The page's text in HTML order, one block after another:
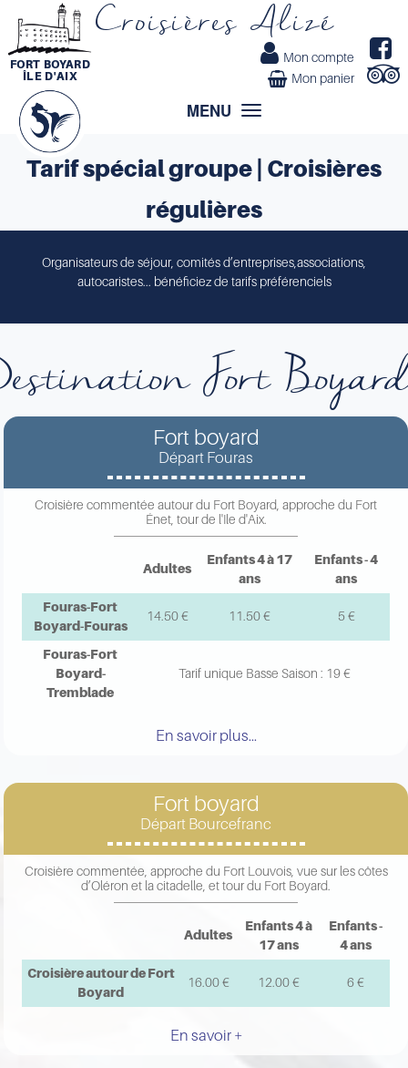
Croisières Alizé
Mon compte
Mon panier
MENU
Toggle
FORT BOYARD
ÎLE D'AIX
Tarif spécial groupe | Croisières
régulières
Organisateurs de séjour, comités d’entreprises,associations,
autocaristes... bénéficiez de tarifs préférenciels
Fort Boyard
Fort boyard
Départ Fouras
Croisière commentée autour du Fort Boyard, approche du Fort
Énet, tour de l'Ile d'Aix.
Adultes
Enfants 4 à 17
ans
Enfants - 4
ans
Fouras-Fort
Boyard-Fouras
14.50 € 11.50 € 5 €
Fouras-Fort
Boyard-
Tremblade
Tarif unique Basse Saison : 19 €
En savoir plus...
Fort boyard
Départ Bourcefranc
Croisière commentée, approche du Fort Louvois, vue sur les côtes
d’Oléron et la citadelle, et tour du Fort Boyard.
Adultes
Enfants 4 à
17 ans
Enfants -
4 ans
Croisière autour de Fort
Boyard
16.00 € 12.00 € 6 €
En savoir +